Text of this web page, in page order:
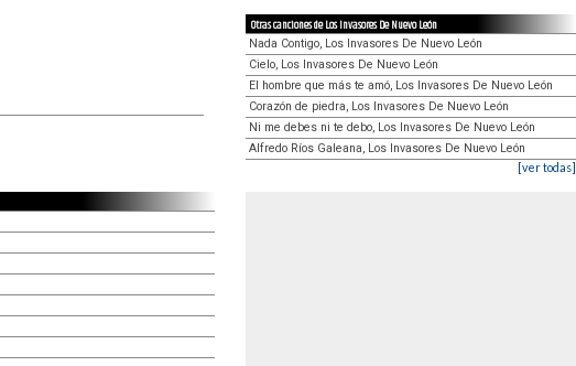
Otras canciones de Los Invasores De Nuevo León
Nada Contigo, Los Invasores De Nuevo León
Cielo, Los Invasores De Nuevo León
El hombre que más te amó, Los Invasores De Nuevo León
Corazón de piedra, Los Invasores De Nuevo León
Ni me debes ni te debo, Los Invasores De Nuevo León
Alfredo Ríos Galeana, Los Invasores De Nuevo León
[ver todas]